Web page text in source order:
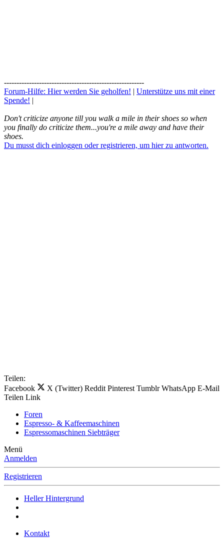
--------------------------------------------------------
Forum-Hilfe: Hier werden Sie geholfen!
Unterstütze uns mit einer
Spende!
Don't criticize anyone till you walk a mile in their shoes so when
you finally do criticize them...you're a mile away and have their
shoes.
Du musst dich einloggen oder registrieren, um hier zu antworten.
Teilen:
Facebook
X (Twitter) Reddit Pinterest Tumblr WhatsApp E-Mail
Teilen Link
Foren
Espresso- & Kaffeemaschinen
Espressomaschinen Siebträger
Menü
Anmelden
Registrieren
Heller Hintergrund
Kontakt